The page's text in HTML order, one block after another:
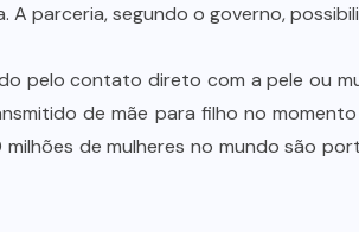
parceria, segundo o governo,
pelo contato direto com a pele ou
de mãe para filho no
milhões de mulheres no mundo são
Brunini recebe a
da Rotam em